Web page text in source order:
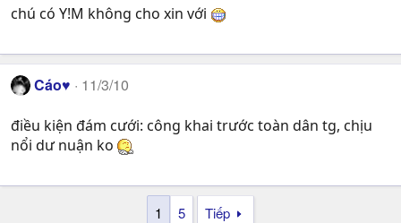
chú có Y!M không cho xin với
Cáo♥ 11/3/10
điều kiện đám cưới: công khai trước toàn dân tg, chịu
nổi dư nuận ko
1 5 Tiếp